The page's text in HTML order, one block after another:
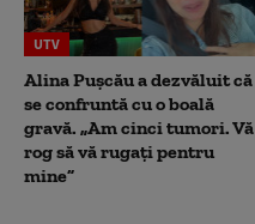
UTV
Alina Pușcău a dezvăluit că
se confruntă cu o boală
gravă. „Am cinci tumori. Vă
rog să vă rugați pentru
mine”